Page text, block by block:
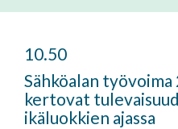
10.50
Sähköalan
kertovat
ikäluokkien ajassa